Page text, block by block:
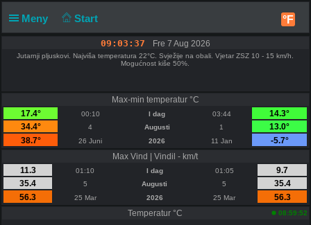
Meny Start °F
09:03:37 Fre 7 Aug 2026
Jutarnji pljuskovi. Najviša temperatura 22°C. Svježije na obali. Vjetar ZSZ 10 - 15 km/h.
Mogućnost kiše 50%.
Max-min temperatur °C
17.4°
00:10 I dag 03:44
14.3°
34.4°
4 Augusti 1
13.0°
38.7°
26 Juni 2026 11 Jan
-5.7°
Max Vind | Vindil - km/t
11.3
01:10 I dag 01:05
9.7
35.4
5 Augusti 5
35.4
56.3
25 Mar 2026 25 Mar
56.3
Temperatur °C
08:59:52